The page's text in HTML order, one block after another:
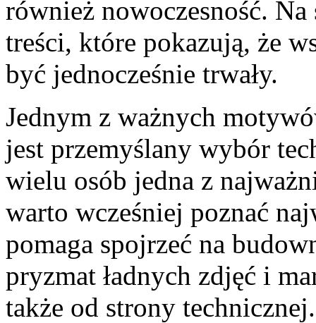
również nowoczesność.
treści, które pokazują, że
być jednocześnie trwały.
Jednym z ważnych
jest przemyślany wybór
wielu osób jedna z
warto wcześniej poznać
pomaga spojrzeć na
pryzmat ładnych zdjęć i
także od strony technicznej.